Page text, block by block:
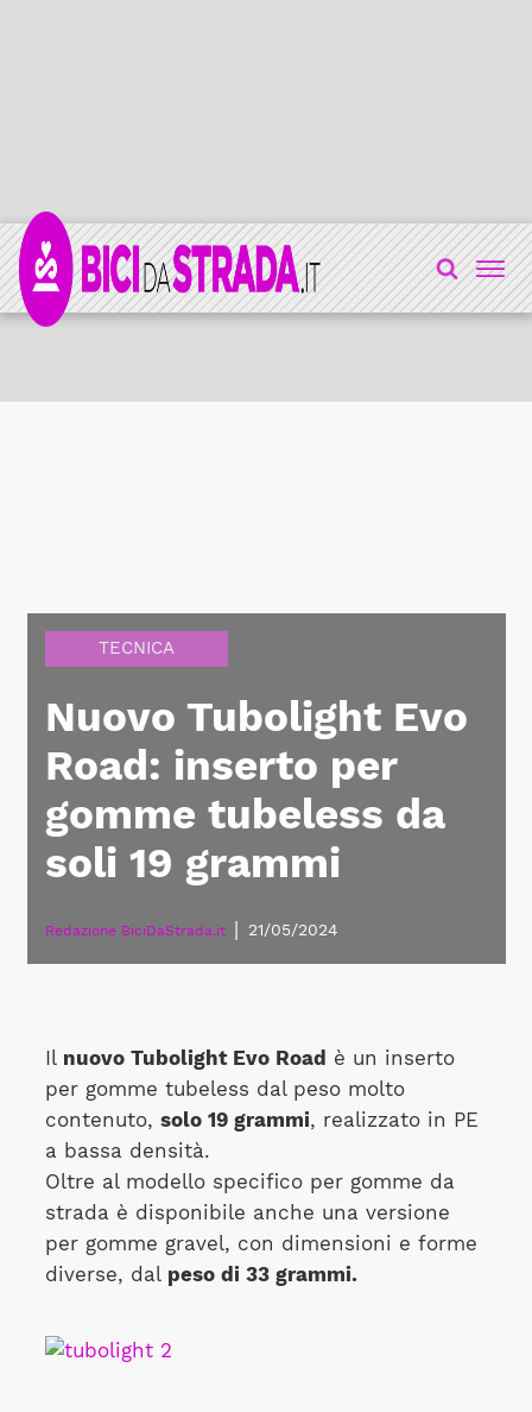
TECNICA
Nuovo Tubolight Evo
Road: inserto per
gomme tubeless da
soli 19 grammi
Redazione BiciDaStrada.it 21/05/2024
Il nuovo Tubolight Evo Road è un inserto
per gomme tubeless dal peso molto
contenuto, solo 19 grammi, realizzato in PE
a bassa densità.
Oltre al modello specifico per gomme da
strada è disponibile anche una versione
per gomme gravel, con dimensioni e forme
diverse, dal peso di 33 grammi.